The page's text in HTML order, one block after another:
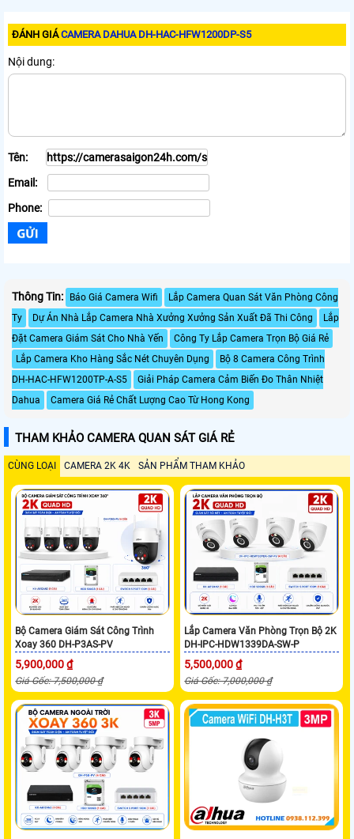
ĐÁNH GIÁCAMERA DAHUA DH-HAC-HFW1200DP-S5
Nội dung:
Tên:
Email:
Phone:
Thông Tin: Báo Giá Camera Wifi
Lắp Camera Quan Sát Văn Phòng Công
Ty
Dự Án Nhà Lắp Camera Nhà Xưởng Xưởng Sản Xuất Đã Thi Công
Lắp
Đặt Camera Giám Sát Cho Nhà Yến
Công Ty Lắp Camera Trọn Bộ Giá Rẻ
Lắp Camera Kho Hàng Sắc Nét Chuyên Dụng
Bộ 8 Camera Công Trình
DH-HAC-HFW1200TP-A-S5
Giải Pháp Camera Cảm Biến Đo Thân Nhiệt
Dahua
Camera Giá Rẻ Chất Lượng Cao Từ Hong Kong
THAM KHẢO CAMERA QUAN SÁT GIÁ RẺ
CÙNG LOẠI CAMERA 2K 4K SẢN PHẨM THAM KHẢO
Bộ Camera Giám Sát Công Trình
Xoay 360 DH-P3AS-PV
5,900,000 ₫
Giá Gốc: 7,500,000 ₫
Lắp Camera Văn Phòng Trọn Bộ 2K
DH-IPC-HDW1339DA-SW-P
5,500,000 ₫
Giá Gốc: 7,000,000 ₫